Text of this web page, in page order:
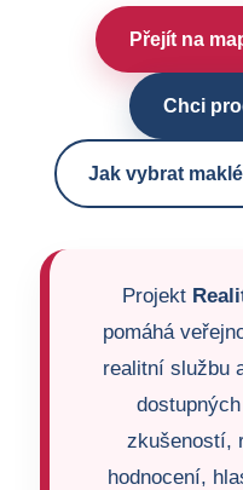
Přejít na
Chci
Jak vybrat
Projekt
pomáhá
realitní službu
zkušeností,
hodnocení,